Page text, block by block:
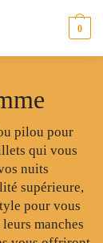
0
pilou pour
qui vous
nuits
supérieure,
pour vous
manches